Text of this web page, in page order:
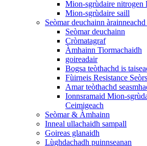
Mion-sgrùdaire nitrogen
Mion-sgrùdaire saill
Seòmar deuchainn
Seòmar deuchainn
Cròmatagraf
Àmhainn Tiormachaidh
goireadair
Bogsa teòthachd is
Fùirneis Resistance
Amar teòthachd
Ionnsramaid Mion-
Ceimigeach
Seòmar & Àmhainn
Inneal ullachaidh sampall
Goireas glanaidh
Lùghdachadh puinnseanan